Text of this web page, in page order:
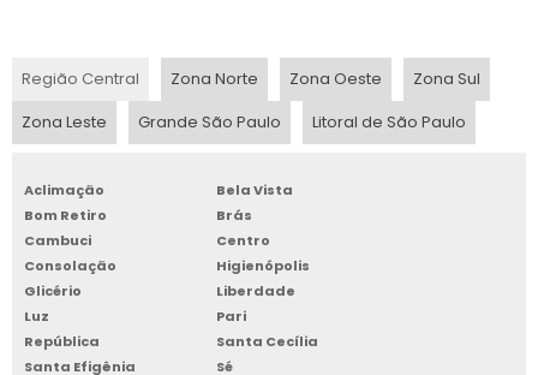
temporário para os seus objetos, o box alugar
pode ser usado como apoio durante
reformas, mudanças e até para empresas
que desejam armazenar documentos e
materiais a longo prazo. Com todas essas
possibilidades, fica fácil entender por que esse
é uma solução cada vez mais procurada.
BOX DE ARMAZENAGEM
BOX PARA ALUGAR
BOX PARA GUARDAR
BOX PARA GUARDAR MÓVEIS
Região Central Zona Norte Zona Oeste
Zona Sul
Zona Leste
Grande São Paulo Litoral de São Paulo
Aclimação
Bela Vista
Bom Retiro
Brás
Cambuci
Centro
Consolação
Higienópolis
Glicério
Liberdade
Luz
Pari
República
Santa Cecília
Santa Efigênia
Sé